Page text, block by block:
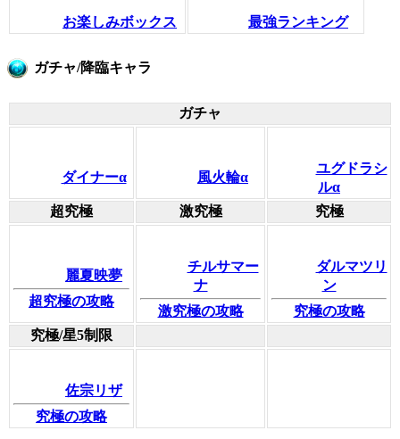
お楽しみボックス 最強ランキング
ガチャ/降臨キャラ
ガチャ
ダイナーα 風火輪α
ユグドラシ
ルα
超究極
激究極 究極
麗夏映夢
超究極の攻略
チルサマー
ナ
激究極の攻略
ダルマツリ
ン
究極の攻略
究極/星5制限
佐宗リザ
究極の攻略